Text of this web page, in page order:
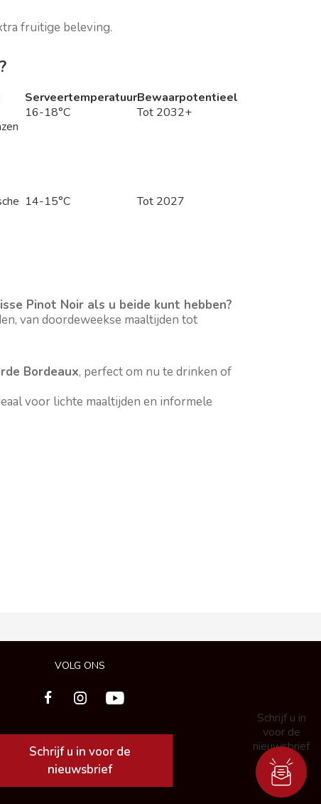
fruitige beleving.
ServeertemperatuurBewaarpotentieel
16-18°C Tot 2032+
14-15°C Tot 2027
Pinot Noir als u beide kunt hebben?
van doordeweekse maaltijden tot
Bordeaux, perfect om nu te drinken of
voor lichte maaltijden en informele
VOLG ONS
Schrijf u in voor de
nieuwsbrief
Schrijf u in
voor de
nieuwsbrief